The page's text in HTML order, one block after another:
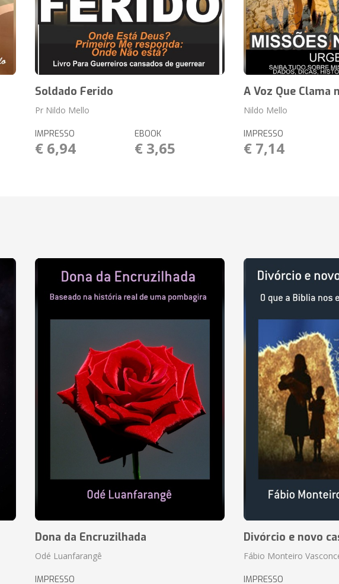
Soldado Ferido
Pr Nildo Mello
IMPRESSO
€ 6,94
EBOOK
€ 3,65
A Voz Que Clama
Nildo Mello
IMPRESSO
€ 7,14
Dona da Encruzilhada
Odé Luanfarangê
IMPRESSO
Divórcio e novo
Fábio Monteiro
IMPRESSO